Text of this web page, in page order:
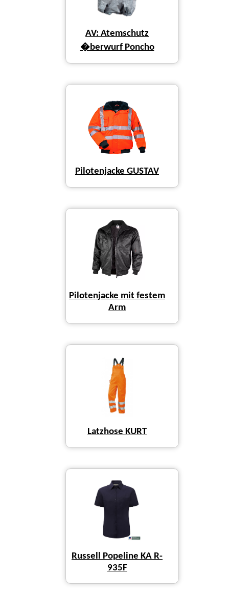
AV: Atemschutz
�berwurf Poncho
Pilotenjacke GUSTAV
Pilotenjacke mit festem
Arm
Latzhose KURT
Russell Popeline KA R-
935F